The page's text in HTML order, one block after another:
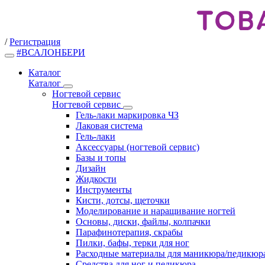
/ Регистрация
#ВСАЛОНБЕРИ
Каталог
Каталог
Ногтевой сервис
Ногтевой сервис
Гель-лаки маркировка ЧЗ
Лаковая система
Гель-лаки
Аксессуары (ногтевой сервис)
Базы и топы
Дизайн
Жидкости
Инструменты
Кисти, дотсы, щеточки
Моделирование и наращивание ногтей
Основы, диски, файлы, колпачки
Парафинотерапия, скрабы
Пилки, бафы, терки для ног
Расходные материалы для маникюра/